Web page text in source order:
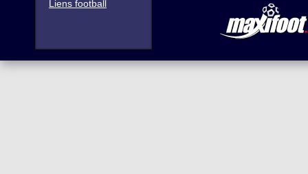
Liens football